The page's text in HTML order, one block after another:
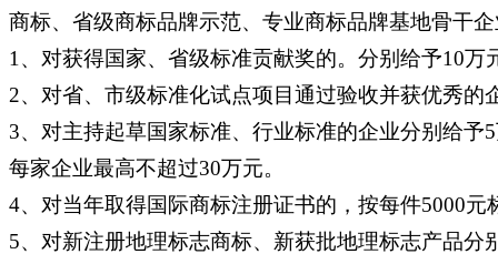
商标、省级商标品牌示范、专业商标品牌基地骨干
1、对获得国家、省级标准贡献奖的。分别给予10万
2、对省、市级标准化试点项目通过验收并获优秀的
3、对主持起草国家标准、行业标准的企业分别给
每家企业最高不超过30万元。
4、对当年取得国际商标注册证书的，按每件5000
5、对新注册地理标志商标、新获批地理标志产品分